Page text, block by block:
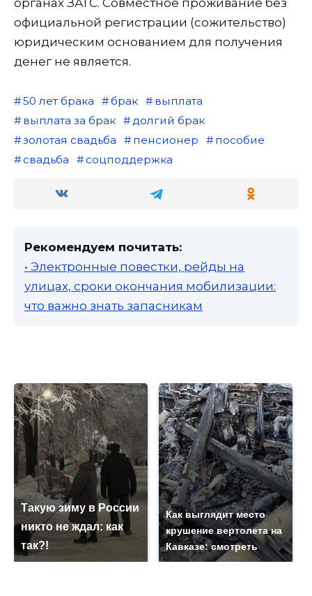
официальной регистрации (сожительство)
юридическим основанием для получения
денег не является.
50 лет брака брак
выплата
выплата за брак
долгий брак
золотая свадьба
пенсионер
пособие
свадьба
соцподдержка
Рекомендуем почитать:
• Электронные повестки, рейды на
улицах, сроки окончания мобилизации:
что важно знать запасникам
Такую зиму в России
никто не ждал: как
так?!
Как выглядит место
крушение вертолета на
Кавказе: смотреть